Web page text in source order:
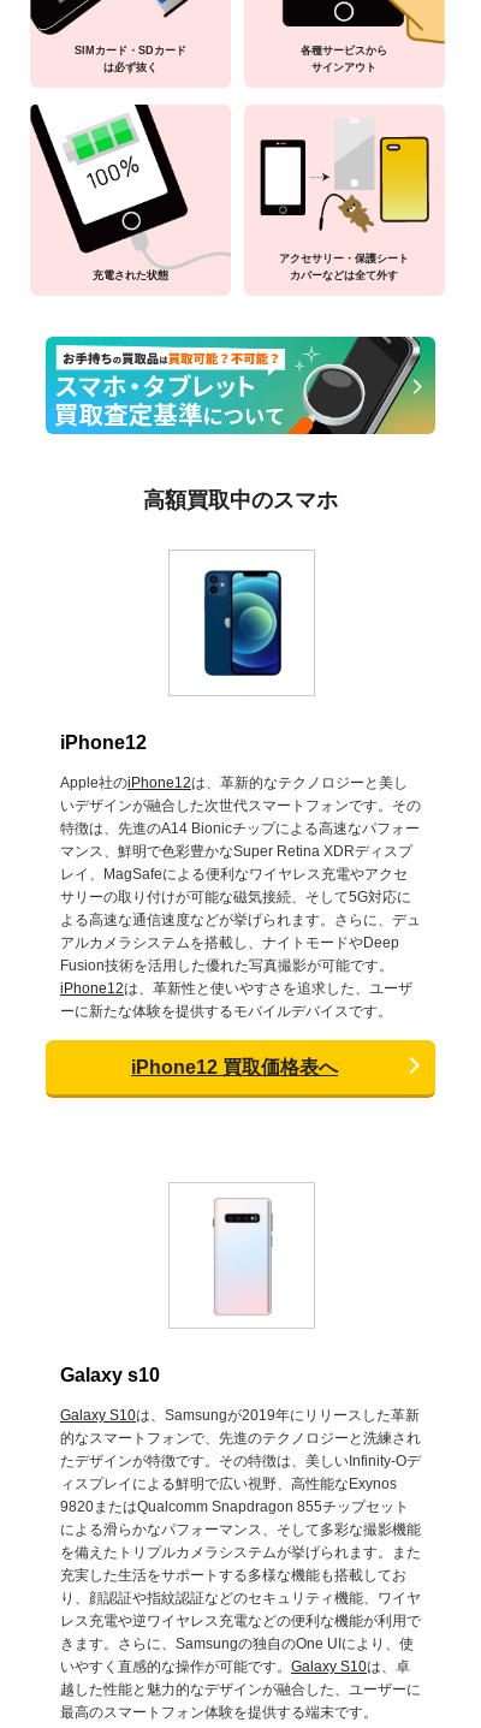
SIMカード・SDカード
は必ず抜く
各種サービスから
サインアウト
充電された状態
アクセサリー・保護シート
カバーなどは全て外す
高額買取中のスマホ
iPhone12
Apple社のiPhone12は、革新的なテクノロジーと美し
いデザインが融合した次世代スマートフォンです。その
特徴は、先進のA14 Bionicチップによる高速なパフォー
マンス、鮮明で色彩豊かなSuper Retina XDRディスプ
レイ、MagSafeによる便利なワイヤレス充電やアクセ
サリーの取り付けが可能な磁気接続、そして5G対応に
よる高速な通信速度などが挙げられます。さらに、デュ
アルカメラシステムを搭載し、ナイトモードやDeep
Fusion技術を活用した優れた写真撮影が可能です。
iPhone12は、革新性と使いやすさを追求した、ユーザ
ーに新たな体験を提供するモバイルデバイスです。
iPhone12 買取価格表へ
Galaxy s10
Galaxy S10は、Samsungが2019年にリリースした革新
的なスマートフォンで、先進のテクノロジーと洗練され
たデザインが特徴です。その特徴は、美しいInfinity-Oデ
ィスプレイによる鮮明で広い視野、高性能なExynos
9820またはQualcomm Snapdragon 855チップセット
による滑らかなパフォーマンス、そして多彩な撮影機能
を備えたトリプルカメラシステムが挙げられます。また
充実した生活をサポートする多様な機能も搭載してお
り、顔認証や指紋認証などのセキュリティ機能、ワイヤ
レス充電や逆ワイヤレス充電などの便利な機能が利用で
きます。さらに、Samsungの独自のOne UIにより、使
いやすく直感的な操作が可能です。 Galaxy S10は、卓
越した性能と魅力的なデザインが融合した、ユーザーに
最高のスマートフォン体験を提供する端末です。